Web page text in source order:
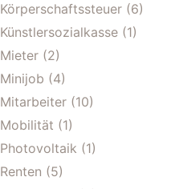
Körperschaftssteuer (6)
Künstlersozialkasse (1)
Mieter (2)
Minijob (4)
Mitarbeiter (10)
Mobilität (1)
Photovoltaik (1)
Renten (5)